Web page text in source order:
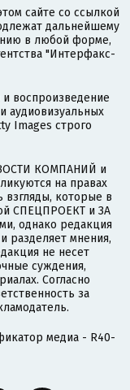
сайте со ссылкой
дальнейшему
в любой форме,
"Интерфакс-
воспроизведение
аудиовизуальных
Images строго
КОМПАНИЙ и
на правах
которые в
СПЕЦПРОЕКТ и ЗА
однако редакция
разделяет мнения,
не несет
суждения,
Согласно
за
медиа - R40-